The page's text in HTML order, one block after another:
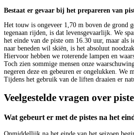
Bestaat er gevaar bij het prepareren van
Het touw is ongeveer 1,70 m boven de grond
tegenaan rijden, is dat levensgevaarlijk. We
het einde van de piste om 16.30 uur, maar als
naar beneden wil skiën, is het absoluut
Hiervoor hebben we roterende lampen en
Toch zien sommige mensen onze
negeren deze en gebeuren er ongelukken. We
Tijdens het gebruik van de liften draaien er
Veelgestelde vragen over
Wat gebeurt er met de pistes na het